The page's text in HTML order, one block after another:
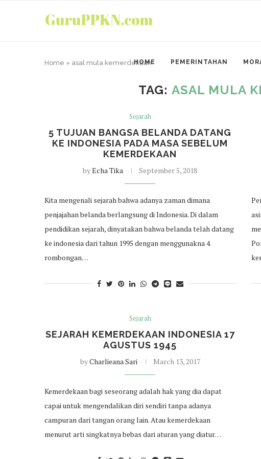
HOME PEMERINTAHAN
Home » asal mula kemerdekaan
TAG:ASAL MULA
Sejarah
5 TUJUAN BANGSA BELANDA DATANG
KE INDONESIA PADA MASA SEBELUM
KEMERDEKAAN
byEcha Tika September 5, 2018
Kita mengenali sejarah bahwa adanya zaman dimana
penjajahan belanda berlangsung di Indonesia. Di dalam
pendidikan sejarah, dinyatakan bahwa belanda telah datang
ke indonesia dari tahun 1995 dengan menggunakna 4
rombongan…
Sejarah
SEJARAH KEMERDEKAAN INDONESIA 17
AGUSTUS 1945
byCharlieana Sari March 13, 2017
Kemerdekaan bagi seseorang adalah hak yang dia dapat
capai untuk mengendalikan diri sendiri tanpa adanya
campuran dari tangan orang lain. Atau kemerdekaan
menurut arti singkatnya bebas dari aturan yang diatur…